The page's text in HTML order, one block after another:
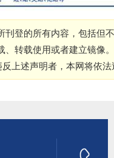
刊登的所有内容，包括但
、转载使用或者建立镜像
反上述声明者，本网将依